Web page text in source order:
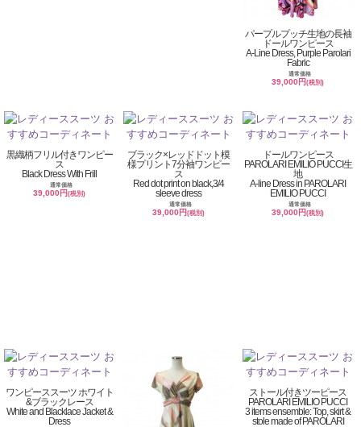
パープルプッチ生地の長袖
ドールワンピース
A-Line Dress, Purple Parolari
Fabric
通常価格
39,000円(税別)
黒織柄フリル付きワンピー
ス
Black Dress With Frill
通常価格
39,000円(税別)
ブラック×レッドドット模
様プリント7分袖ワンピー
ス
Red dot print on black,3/4
sleeve dress
通常価格
39,000円(税別)
ドールワンピース
PAROLARI EMILIO PUCCI生
地
A-line Dress in PAROLARI
EMILIO PUCCI
通常価格
39,000円(税別)
ワンピーススーツ ホワイト
&ブラックレース
White and Blacklace Jacket &
Dress
ストール付きツーピース
PAROLARI EMILIO PUCCI
3 items ensemble: Top, skirt &
stole made of PAROLARI